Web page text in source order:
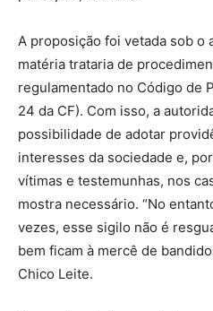
A proposição foi vetada sob o
matéria trataria de
regulamentado no Código de
24 da CF). Com isso, a
possibilidade de adotar
interesses da sociedade e,
vítimas e testemunhas, nos
mostra necessário. “No
vezes, esse sigilo não é
bem ficam à mercê de
Chico Leite.